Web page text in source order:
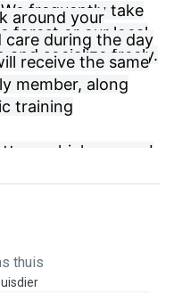
frequently take
forest or our local
and socialize freely.
around your
care during the day
receive the same
member, along
training
which means I
visit everyday just
morning or in the
for all my
thuis